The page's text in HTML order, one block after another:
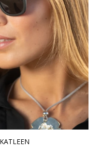
KATLEEN